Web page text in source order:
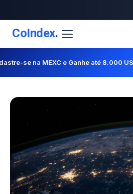
CoIndex.
se na MEXC e Ganhe até 8.000